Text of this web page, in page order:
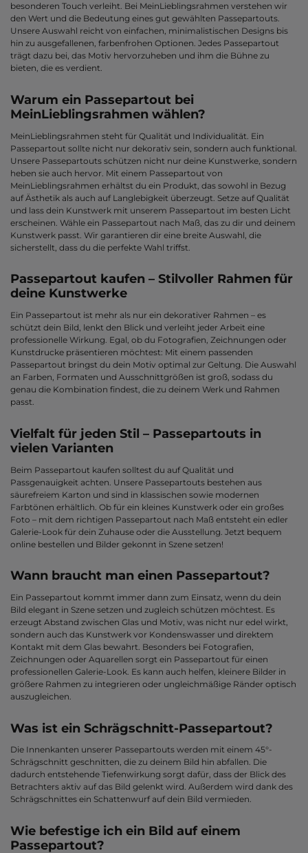
besonderen Touch verleiht. Bei MeinLieblingsrahmen verstehen wir
den Wert und die Bedeutung eines gut gewählten Passepartouts.
Unsere Auswahl reicht von einfachen, minimalistischen Designs bis
hin zu ausgefallenen, farbenfrohen Optionen. Jedes Passepartout
trägt dazu bei, das Motiv hervorzuheben und ihm die Bühne zu
bieten, die es verdient.
Warum ein Passepartout bei
MeinLieblingsrahmen wählen?
MeinLieblingsrahmen steht für Qualität und Individualität. Ein
Passepartout sollte nicht nur dekorativ sein, sondern auch funktional.
Unsere Passepartouts schützen nicht nur deine Kunstwerke, sondern
heben sie auch hervor. Mit einem Passepartout von
MeinLieblingsrahmen erhältst du ein Produkt, das sowohl in Bezug
auf Ästhetik als auch auf Langlebigkeit überzeugt. Setze auf Qualität
und lass dein Kunstwerk mit unserem Passepartout im besten Licht
erscheinen. Wähle ein Passepartout nach Maß, das zu dir und deinem
Kunstwerk passt. Wir garantieren dir eine breite Auswahl, die
sicherstellt, dass du die perfekte Wahl triffst.
Passepartout kaufen – Stilvoller Rahmen für
deine Kunstwerke
Ein Passepartout ist mehr als nur ein dekorativer Rahmen – es
schützt dein Bild, lenkt den Blick und verleiht jeder Arbeit eine
professionelle Wirkung. Egal, ob du Fotografien, Zeichnungen oder
Kunstdrucke präsentieren möchtest: Mit einem passenden
Passepartout bringst du dein Motiv optimal zur Geltung. Die Auswahl
an Farben, Formaten und Ausschnittgrößen ist groß, sodass du
genau die Kombination findest, die zu deinem Werk und Rahmen
passt.
Vielfalt für jeden Stil – Passepartouts in
vielen Varianten
Beim Passepartout kaufen solltest du auf Qualität und
Passgenauigkeit achten. Unsere Passepartouts bestehen aus
säurefreiem Karton und sind in klassischen sowie modernen
Farbtönen erhältlich. Ob für ein kleines Kunstwerk oder ein großes
Foto – mit dem richtigen Passepartout nach Maß entsteht ein edler
Galerie-Look für dein Zuhause oder die Ausstellung. Jetzt bequem
online bestellen und Bilder gekonnt in Szene setzen!
Wann braucht man einen Passepartout?
Ein Passepartout kommt immer dann zum Einsatz, wenn du dein
Bild elegant in Szene setzen und zugleich schützen möchtest. Es
erzeugt Abstand zwischen Glas und Motiv, was nicht nur edel wirkt,
sondern auch das Kunstwerk vor Kondenswasser und direktem
Kontakt mit dem Glas bewahrt. Besonders bei Fotografien,
Zeichnungen oder Aquarellen sorgt ein Passepartout für einen
professionellen Galerie-Look. Es kann auch helfen, kleinere Bilder in
größere Rahmen zu integrieren oder ungleichmäßige Ränder optisch
auszugleichen.
Was ist ein Schrägschnitt-Passepartout?
Die Innenkanten unserer Passepartouts werden mit einem 45°-
Schrägschnitt geschnitten, die zu deinem Bild hin abfallen. Die
dadurch entstehende Tiefenwirkung sorgt dafür, dass der Blick des
Betrachters aktiv auf das Bild gelenkt wird. Außerdem wird dank des
Schrägschnittes ein Schattenwurf auf dein Bild vermieden.
Wie befestige ich ein Bild auf einem
Passepartout?